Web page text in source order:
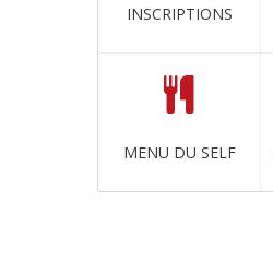
INSCRIPTIONS
MENU DU SELF